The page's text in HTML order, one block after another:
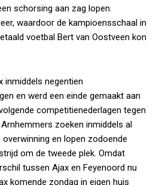
schorsing aan zag lopen.
waardoor de kampioensschaal in
voetbal Bert van Oostveen kon
inmiddels negentien
en werd een einde gemaakt aan
competitienederlagen tegen
zoeken inmiddels al
en lopen zodoende
om de tweede plek. Omdat
tussen Ajax en Feyenoord nu
komende zondag in eigen huis